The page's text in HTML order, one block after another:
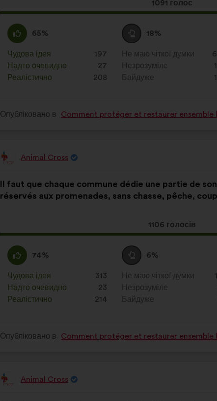
Ця
пропозиція
1091 голос
За
:
65%
Ця
пропозиція
була
оцінена
Чудова ідея
: 197
разів
Надто очевидно
: 27
разів
Реалістично
: 208
разів
Утримуюся
:
18%
Ця
пропозиція
була
оцінена
Не маю чіткої думки
:разів
Незрозуміле
:разів
Байдуже
:разів
Опубліковано в Comment protéger et restaurer ensemble
Пропозиція
Animal Cross
пропозиції:
Il faut que chaque commune dédie une partie de
réservés aux promenades, sans chasse, pêche,
Ця
пропозиція
1106 голосів
розподілом:
За
:
74%
Ця
пропозиція
була
оцінена
Чудова ідея
: 313
разів
Надто очевидно
: 23
разів
Реалістично
: 214
разів
Утримуюся
:
6%
Ця
пропозиція
була
оцінена
Не маю чіткої думки
:разів
Незрозуміле
:разів
Байдуже
:разів
Опубліковано в Comment protéger et restaurer ensemble
Пропозиція
Animal Cross